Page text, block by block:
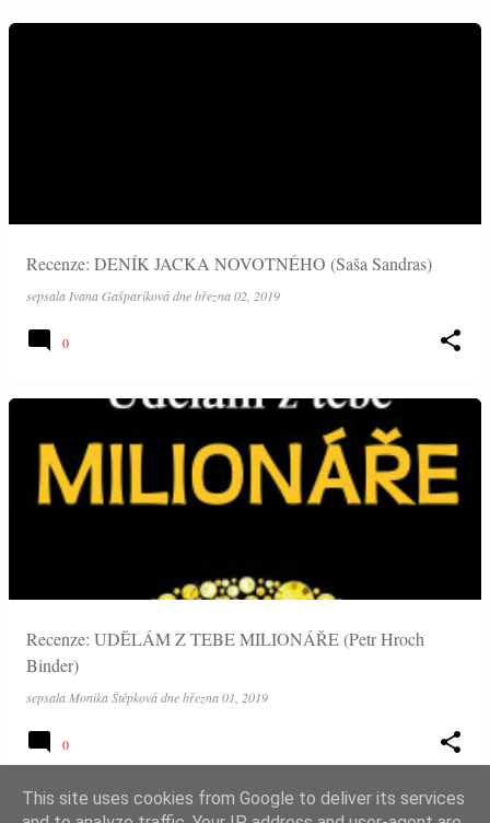
Recenze: DENÍK JACKA NOVOTNÉHO (Saša Sandras)
sepsala Ivana Gašparíkovádnebřezna 02, 2019
0
Recenze: UDĚLÁM Z TEBE MILIONÁŘE (Petr Hroch
Binder)
sepsala Monika Štěpkovádnebřezna 01, 2019
0
This site uses cookies from Google to deliver its services